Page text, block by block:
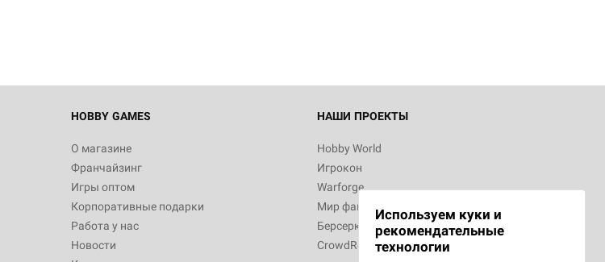
HOBBY GAMES
О магазине
Франчайзинг
Игры оптом
Корпоративные подарки
Работа у нас
Новости
НАШИ ПРОЕКТЫ
Hobby World
Игрокон
Warforge
Мир фантастики
Берсерк
CrowdRepublic
Используем куки и
рекомендательные
технологии
Белая смерть
12 990
Настольная игра Hobby World Берсерк.
3 490